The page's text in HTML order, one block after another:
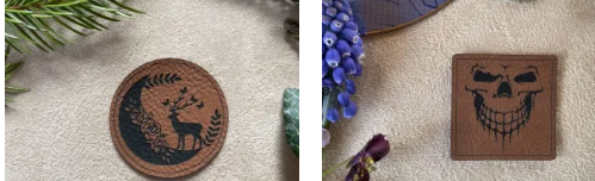
Add to
wishlist
Add to
wishlist